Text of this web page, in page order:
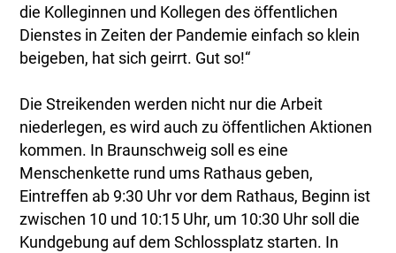
die Kolleginnen und Kollegen des öffentlichen
Dienstes in Zeiten der Pandemie einfach so klein
beigeben, hat sich geirrt. Gut so!“
Die Streikenden werden nicht nur die Arbeit
niederlegen, es wird auch zu öffentlichen Aktionen
kommen. In Braunschweig soll es eine
Menschenkette rund ums Rathaus geben,
Eintreffen ab 9:30 Uhr vor dem Rathaus, Beginn ist
zwischen 10 und 10:15 Uhr, um 10:30 Uhr soll die
Kundgebung auf dem Schlossplatz starten. In